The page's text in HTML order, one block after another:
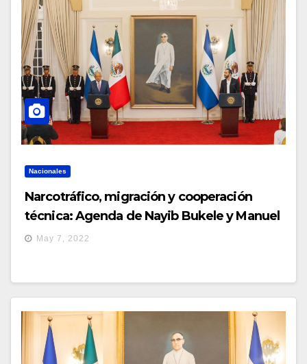
Nacionales
Narcotráfico, migración y cooperación
técnica: Agenda de Nayib Bukele y Manuel
López Obrador
May 7, 2022